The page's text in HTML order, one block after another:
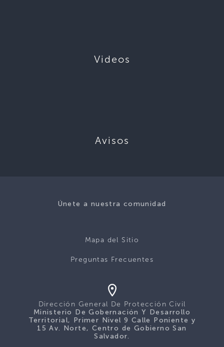
Videos
Avisos
Únete a nuestra comunidad
Mapa del Sitio
Preguntas Frecuentes
Dirección General De Protección Civil
Ministerio De Gobernación Y Desarrollo
Territorial, Primer Nivel 9 Calle Poniente y
15 Av. Norte, Centro de Gobierno San
Salvador.